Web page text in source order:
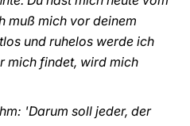
muß mich vor deinem
und ruhelos werde ich
mich findet, wird mich
'Darum soll jeder, der